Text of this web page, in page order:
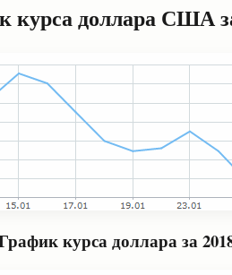
курса доллара США
курса доллара за